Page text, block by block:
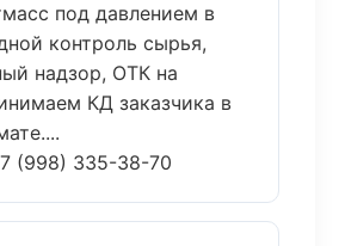
под давлением в
контроль сырья,
надзор, ОТК на
КД заказчика в
(998) 335-38-70